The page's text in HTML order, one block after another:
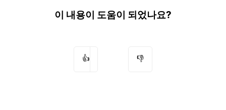
이 내용이 도움이 되었나요?
👍 👎